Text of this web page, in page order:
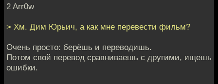
2 Arr0w
> Хм. Дим Юрьич, а как мне перевести фильм?
Очень просто: берёшь и переводишь.
Потом свой перевод сравниваешь с другими, ищешь
ошибки.